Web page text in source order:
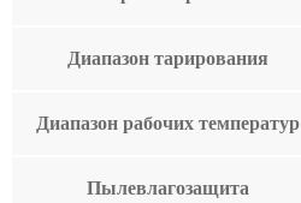
Диапазон тарирования
Диапазон рабочих температур
Пылевлагозащита